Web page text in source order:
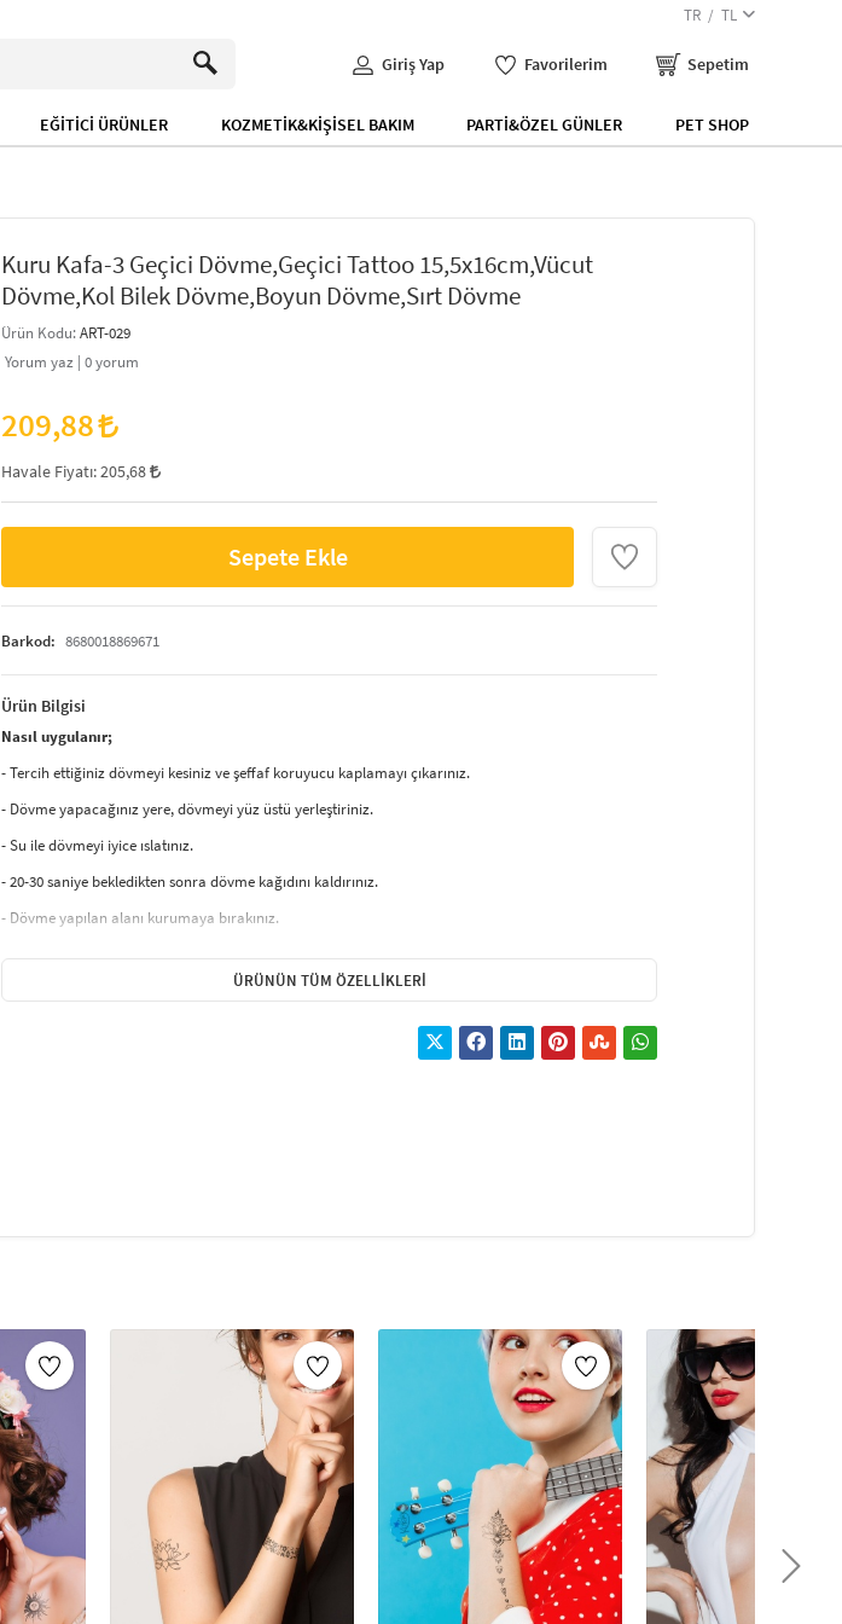
TR TL
Giriş Yap Favorilerim Sepetim
EĞİTİCİ ÜRÜNLER KOZMETİK&KİŞİSEL BAKIM PARTİ&ÖZEL GÜNLER PET SHOP
Kuru Kafa-3 Geçici Dövme,Geçici Tattoo 15,5x16cm,Vücut
Dövme,Kol Bilek Dövme,Boyun Dövme,Sırt Dövme
Ürün Kodu:ART-029
Yorum yaz | 0yorum
209,88
Havale Fiyatı:205,68
Sepete Ekle
Barkod: 8680018869671
Ürün Bilgisi
Nasıl uygulanır;
- Tercih ettiğiniz dövmeyi kesiniz ve şeffaf koruyucu kaplamayı çıkarınız.
- Dövme yapacağınız yere, dövmeyi yüz üstü yerleştiriniz.
- Su ile dövmeyi iyice ıslatınız.
- 20-30 saniye bekledikten sonra dövme kağıdını kaldırınız.
- Dövme yapılan alanı kurumaya bırakınız.
- Üzerine bant yapıştırıp çekerekte çıkartılabilir.
Boyutlarına göre; minimal, ufak, küçük, orta, büyük boy
Geçici yazı dövmesi yada harf dövmesi
Geçici tribal dövme modelleri
Botanik, çiçek, ağaç, floral geçici dövmeler
Hayvan figürleri geçici dövmeler (kurt, aslan, geyik, balık, kuş, flamingo, panda, ...)
Renklerine göre; siyah, beyaz, pembe, kırmızı, yeşil, mor, fuşya renkli vs. gibi...
Yada geometrik, tüy, ok, yıldız, hint kınası, mandala, kanji, desen gibi...
Geçici dövmeler için erkek ve bayan, çocuk, kadın model ve tarz konusunda sınır olmamakla birlikte,
gruplandırma olarak;
ÜRÜNÜN TÜM ÖZELLIKLERI